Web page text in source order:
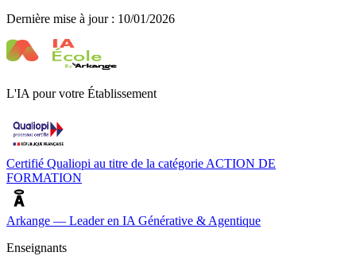
Dernière mise à jour : 10/01/2026
L'IA pour votre Établissement
Certifié Qualiopi au titre de la catégorie ACTION DE
FORMATION
Arkange — Leader en IA Générative & Agentique
Enseignants